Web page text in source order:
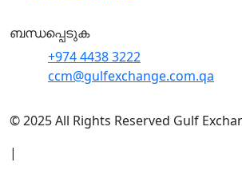
ബന്ധപ്പെടുക
+974 4438 3222
ccm@gulfexchange.com.qa
© 2025 All Rights Reserved Gulf
|